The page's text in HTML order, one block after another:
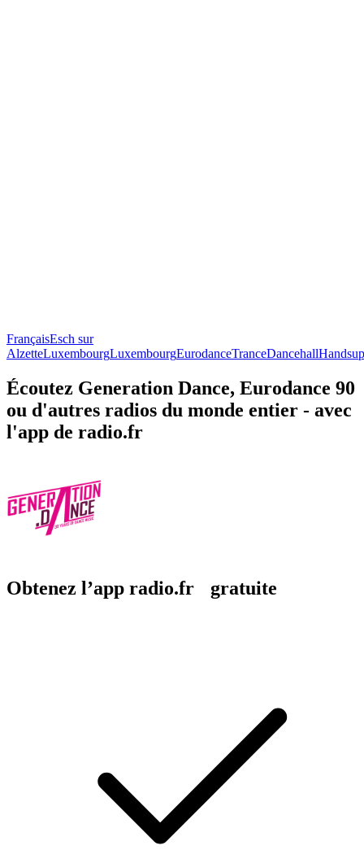
FrançaisEsch sur
AlzetteLuxembourgLuxembourgEurodanceTranceDancehallHandsup
Écoutez Generation Dance, Eurodance 90
ou d'autres radios du monde entier - avec
l'app de radio.fr
Obtenez l’app radio.fr gratuite